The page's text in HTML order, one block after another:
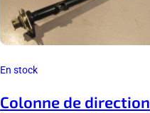
En stock
Colonne de direction